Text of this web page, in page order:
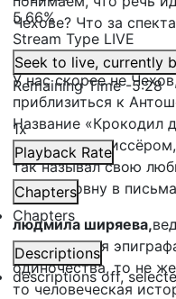
5.66%
Stream Type LIVE
Seek to live, currently
Remaining Time-5:28
1x
Playback Rate
Chapters
Chapters
Descriptions
descriptions off,
Чехове? Что за
Анастасия Кастрица,
У нас скорее не
приблизиться к
Название «Крокодил
вместе с
так называл свою
Леонардовну в
людмила ширяева,
Что касается
одиночества, то не
то человеческая